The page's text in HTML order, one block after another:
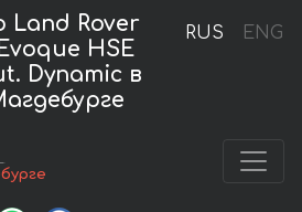
RUS ENG
Rover
HSE
Dynamic в